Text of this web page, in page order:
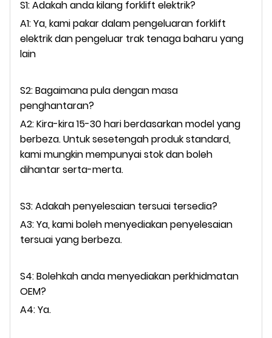
S1: Adakah anda kilang forklift elektrik?
A1: Ya, kami pakar dalam pengeluaran forklift
elektrik dan pengeluar trak tenaga baharu yang
lain
S2: Bagaimana pula dengan masa
penghantaran?
A2: Kira-kira 15-30 hari berdasarkan model yang
berbeza. Untuk sesetengah produk standard,
kami mungkin mempunyai stok dan boleh
dihantar serta-merta.
S3: Adakah penyelesaian tersuai tersedia?
A3: Ya, kami boleh menyediakan penyelesaian
tersuai yang berbeza.
S4: Bolehkah anda menyediakan perkhidmatan
OEM?
A4: Ya.